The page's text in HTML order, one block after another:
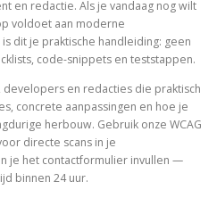
en redactie. Als je vandaag nog wilt
voldoet aan moderne
dit je praktische handleiding: geen
code-snippets en teststappen.
en redacties die praktisch
concrete aanpassingen en hoe je
herbouw. Gebruik onze WCAG
directe scans in je
je het contactformulier invullen —
binnen 24 uur.